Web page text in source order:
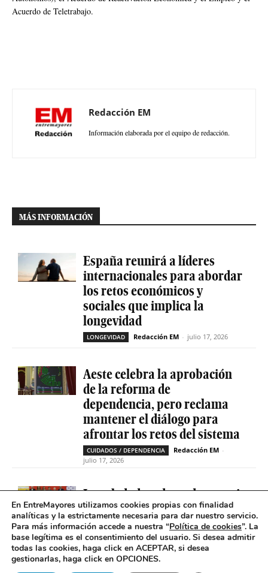
Acuerdo de Teletrabajo.
Redacción EM
Información elaborada por el equipo de redacción.
MÁS INFORMACIÓN
España reunirá a líderes
internacionales para abordar
los retos económicos y
sociales que implica la
longevidad
LONGEVIDAD Redacción EM - julio 17, 2026
Aeste celebra la aprobación
de la reforma de
dependencia, pero reclama
mantener el diálogo para
afrontar los retos del sistema
CUIDADOS / DEPENDENCIA Redacción EM -
julio 17, 2026
La soledad no deseada es casi
cinco veces superior entre
personas que tienen
problemas de salud mental
SOLEDAD NO DESEADA Redacción EM
julio 16, 2026
En EntreMayores utilizamos cookies propias con finalidad
analíticas y la estrictamente necesaria para dar nuestro servicio.
Para más información accede a nuestra “Política de cookies”. La
base legítima es el consentimiento del usuario. Si desea admitir
todas las cookies, haga click en ACEPTAR, si desea
gestionarlas, haga click en OPCIONES.